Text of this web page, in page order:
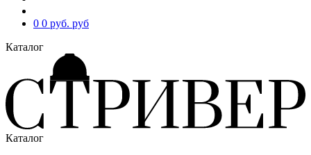
0 0 руб. руб
Каталог
Каталог